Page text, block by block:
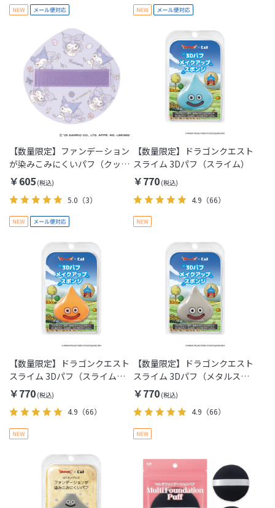
【数量限定】ファンデーション
が染みこみにくいパフ（クッシ
ョンファンデ用） クロミ[M便
￥605
5.0 （3）
【数量限定】ドラゴンクエスト
スライム 3Dパフ（スライム）
￥770
4.9 （66）
【数量限定】ドラゴンクエスト
スライム 3Dパフ（スライムベ
ス）
￥770
4.9 （66）
【数量限定】ドラゴンクエスト
スライム 3Dパフ（メタルスラ
イム）
￥770
4.9 （66）